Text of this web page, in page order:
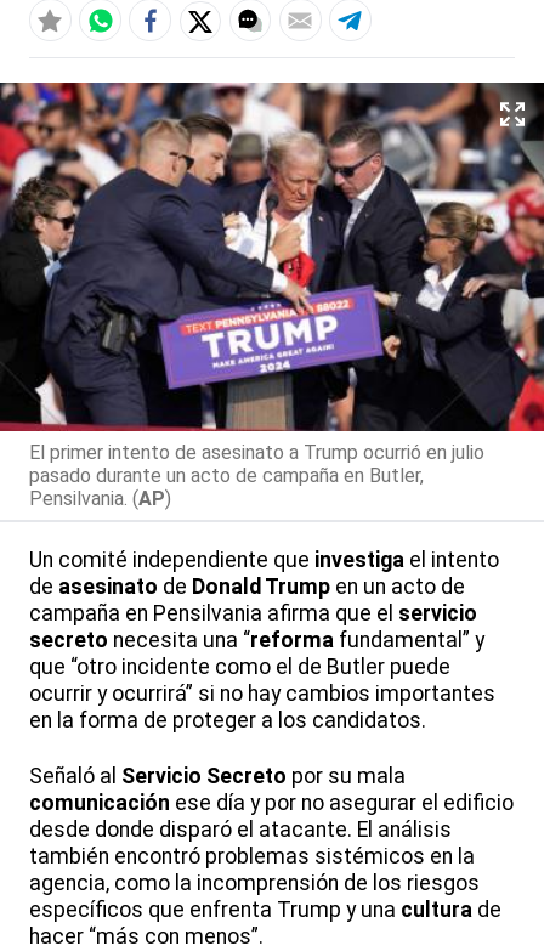
El primer intento de asesinato a Trump ocurrió en julio
pasado durante un acto de campaña en Butler,
Pensilvania. (AP)
Un comité independiente que investiga el intento
de asesinato de Donald Trump en un acto de
campaña en Pensilvania afirma que el servicio
secreto necesita una “reforma fundamental” y
que “otro incidente como el de Butler puede
ocurrir y ocurrirá” si no hay cambios importantes
en la forma de proteger a los candidatos.
Señaló al Servicio Secreto por su mala
comunicación ese día y por no asegurar el edificio
desde donde disparó el atacante. El análisis
también encontró problemas sistémicos en la
agencia, como la incomprensión de los riesgos
específicos que enfrenta Trump y una cultura de
hacer “más con menos”.